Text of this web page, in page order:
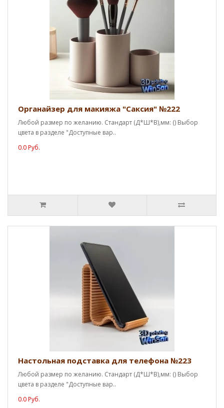
Органайзер для макияжа "Саксия" №222
Любой размер по желанию. Стандарт (Д*Ш*В),мм: () Выбор
цвета в разделе "Доступные вар..
0.0 Руб.
Настольная подставка для телефона №223
Любой размер по желанию. Стандарт (Д*Ш*В),мм: () Выбор
цвета в разделе "Доступные вар..
0.0 Руб.